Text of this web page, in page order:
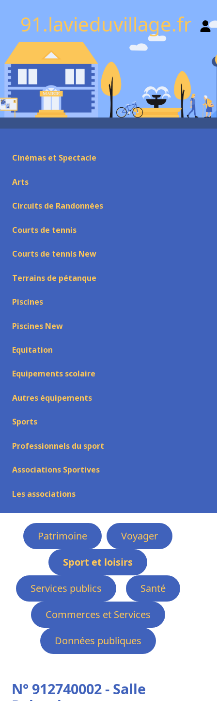
91.lavieduvillage.fr
Cinémas et Spectacle
Arts
Circuits de Randonnées
Courts de tennis
Courts de tennis New
Terrains de pétanque
Piscines
Piscines New
Equitation
Equipements scolaire
Autres équipements
Sports
Professionnels du sport
Associations Sportives
Les associations
Patrimoine
Voyager
Sport et loisirs
Services publics
Santé
Commerces et Services
Données publiques
N° 912740002 - Salle